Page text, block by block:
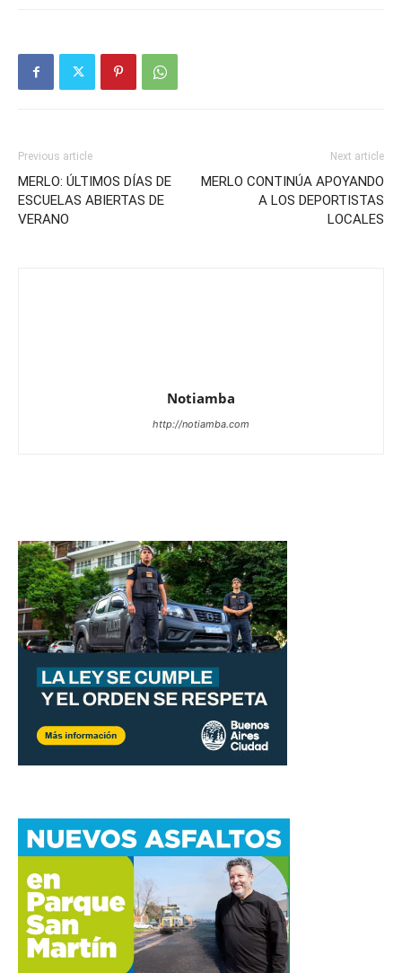
Previous article
MERLO: ÚLTIMOS DÍAS DE
ESCUELAS ABIERTAS DE
VERANO
Next article
MERLO CONTINÚA APOYANDO
A LOS DEPORTISTAS
LOCALES
Notiamba
http://notiamba.com